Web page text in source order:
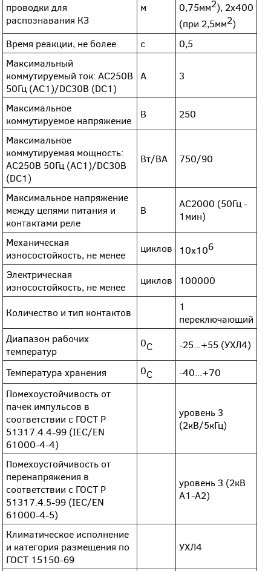
проводки для
распознавания КЗ
м 0,75мм2), 2х400
(при 2,5мм2)
Время реакции, не более
с
0,5
Максимальный
коммутируемый ток: АС250В
50Гц (АС1)/DC30В (DC1)
А 3
Максимальное
коммутируемое напряжение
В 250
Максимальное
коммутируемая мощность:
АС250В 50Гц (АС1)/DC30В
(DC1)
Вт/ВА 750/90
Максимальное напряжение
между цепями питания и
контактами реле
В
AC2000 (50Гц -
1мин)
Механическая
износостойкость, не менее
циклов 10х106
Электрическая
износостойкость, не менее
циклов 100000
Количество и тип контактов
1
переключающий
Диапазон рабочих
температур
0C -25...+55 (УХЛ4)
Температура хранения 0C
-40...+70
Помехоустойчивость от
пачек импульсов в
соответствии с ГОСТ Р
51317.4.4-99 (IEC/EN
61000-4-4)
уровень 3
(2кВ/5кГц)
Помехоустойчивость от
перенапряжения в
соответствии с ГОСТ Р
51317.4.5-99 (IEC/EN
61000-4-5)
уровень 3 (2кВ
А1-А2)
Климатическое исполнение
и категория размещения по
ГОСТ 15150-69
УХЛ4